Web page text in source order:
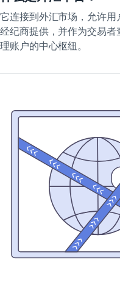
它连接到外汇市场，允许
经纪商提供，并作为交易
理账户的中心枢纽。